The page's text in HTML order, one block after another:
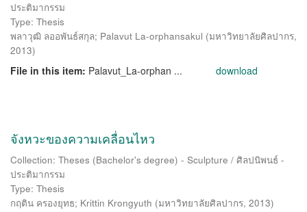
ประติมากรรม
Type: Thesis
พลาวุฒิ ลออพันธ์สกุล; Palavut La-orphansakul (มหาวิทยาลัยศิลปากร,
2013)
File in this item: Palavut_La-orphan ... download
จังหวะของความเคลื่อนไหว
Collection: Theses (Bachelor's degree) - Sculpture / ศิลปนิพนธ์ -
ประติมากรรม
Type: Thesis
กฤติน ครองยุทธ; Krittin Krongyuth (มหาวิทยาลัยศิลปากร, 2013)